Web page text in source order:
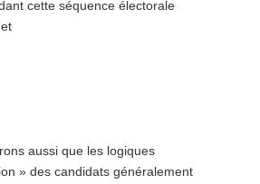
cette séquence électorale
aussi que les logiques
» des candidats généralement